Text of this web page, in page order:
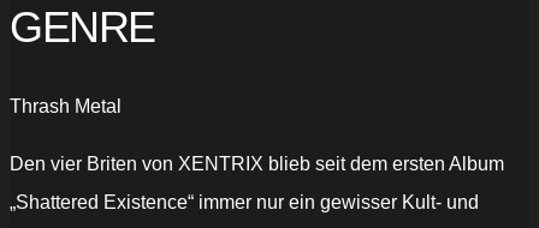
GENRE
Thrash Metal
Den vier Briten von XENTRIX blieb seit dem ersten Album
„Shattered Existence“ immer nur ein gewisser Kult- und